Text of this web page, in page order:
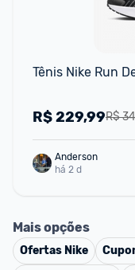
Tênis Nike Run
R$
R$229,99
Anderson
há 2 d
Mais opções
Ofertas Nike